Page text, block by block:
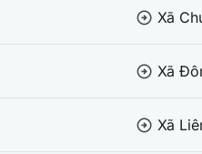
arrow_circle_right Xã
arrow_circle_right Xã
arrow_circle_right Xã